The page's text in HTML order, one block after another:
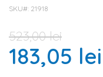
gallery
SKU# 21918
523,00 lei
183,05 lei